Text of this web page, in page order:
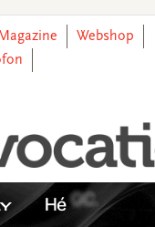
Magazine
Webshop